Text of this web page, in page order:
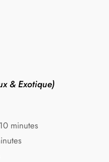
& Exotique)
10 minutes